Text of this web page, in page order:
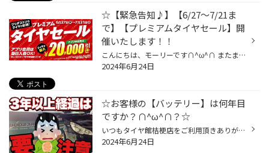
☆【緊急告知♪】【6/27〜7/21ま
で】【プレミアムタイヤセール】開
催いたします！！
こんにちは、モーリーです∩^ω^∩ またまた告知です♪ 6/27(木)～7/21(日) まで 『プレミアムタイヤセール！！』 開催いたします♪ タイヤ館/コクピットでは 安心・安全の為に、定期的な 『安全点検』をオススメしています！ タイヤの事はもちろんですが、 エンジンルームや下回りの点検なども 『無料』...
2024年6月24日
☆お客様の【バッテリー】は何年目
ですか？∩^ω^∩？☆
いつもタイヤ館桔梗店をご利用頂きありがとうございます∩^ω^∩ 皆さん！今のお車の状態って把握できていますか？ メンテンナンス用品は定期的に交換していますか？ 定期的に交換出来ていないと、車の故障に繋がってしまいます(；ω；) 当店はいつでも無料で点検を承っておりますので是非ご利用くださ...
2024年6月24日